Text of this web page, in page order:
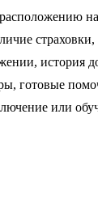
история
готовые
или